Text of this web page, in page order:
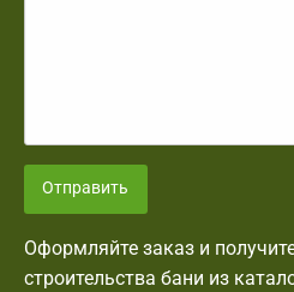
Отправить
Оформляйте заказ и
строительства бани из